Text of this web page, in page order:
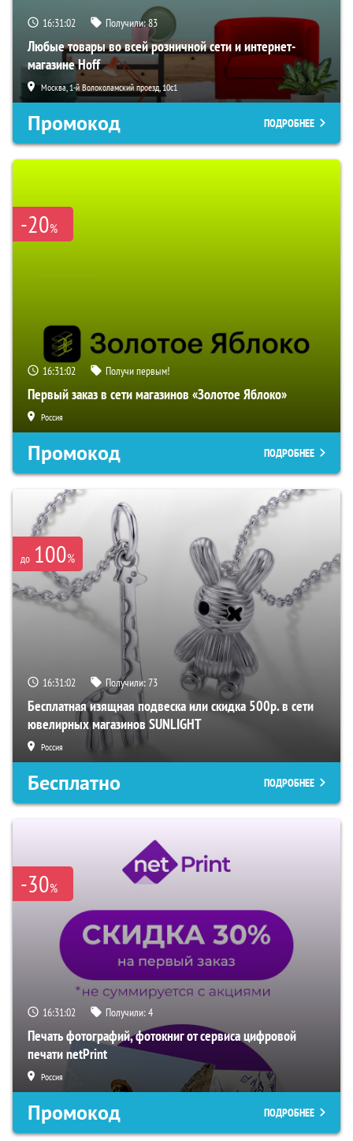
16:31:01 Получили:83
Любые товары во всей розничной сети и интернет-
магазине Hoff
Москва, 1-й Волоколамский проезд, 10с1
Промокод ПОДРОБНЕЕ
-20%
16:31:01 Получи первым!
Первый заказ в сети магазинов «Золотое Яблоко»
Россия
Промокод ПОДРОБНЕЕ
до 100%
16:31:01 Получили:73
Бесплатная изящная подвеска или скидка 500р. в сети
ювелирных магазинов SUNLIGHT
Россия
Бесплатно ПОДРОБНЕЕ
-30%
16:31:01 Получили:4
Печать фотографий, фотокниг от сервиса цифровой
печати netPrint
Россия
Промокод ПОДРОБНЕЕ